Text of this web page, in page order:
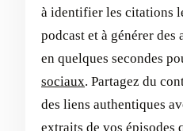
à identifier les citations
podcast et à générer
en quelques secondes
sociaux. Partagez du
des liens authentiques
extraits de vos épisodes